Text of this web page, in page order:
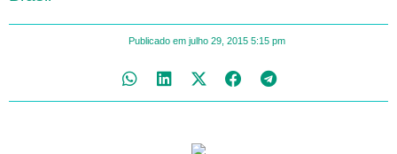
Publicado em julho 29, 2015 5:15 pm